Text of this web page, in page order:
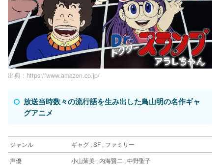
出典 : https://www.amazon.co.jp/
放送当時数々の流行語を生み出した鳥山明の名作ギャ
グアニメ
ジャンル
ギャグ , SF , ファミリー
声優
小山茉美 , 内海賢二 , 中野聖子